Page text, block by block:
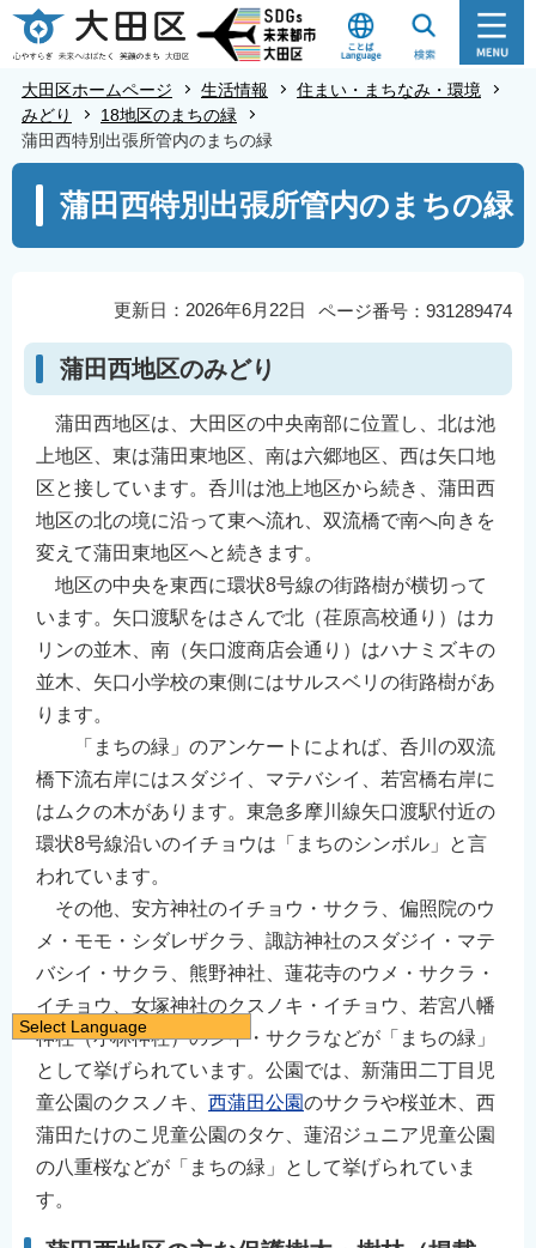
こ
の
の
頭
大田区ホームページ 生活情報
住まい・まちなみ・環境
みどり
18地区のまちの緑
蒲田西特別出張所管内のまちの緑
こ
ら
蒲田西特別出張所管内のまちの緑
ページ番号：931289474
更新日：2026年6月22日
蒲田西地区のみどり
蒲田西地区は、大田区の中央南部に位置し、北は池
上地区、東は蒲田東地区、南は六郷地区、西は矢口地
区と接しています。呑川は池上地区から続き、蒲田西
地区の北の境に沿って東へ流れ、双流橋で南へ向きを
変えて蒲田東地区へと続きます。
地区の中央を東西に環状8号線の街路樹が横切って
います。矢口渡駅をはさんで北（荏原高校通り）はカ
リンの並木、南（矢口渡商店会通り）はハナミズキの
並木、矢口小学校の東側にはサルスベリの街路樹があ
ります。
「まちの緑」のアンケートによれば、呑川の双流
橋下流右岸にはスダジイ、マテバシイ、若宮橋右岸に
はムクの木があります。東急多摩川線矢口渡駅付近の
環状8号線沿いのイチョウは「まちのシンボル」と言
われています。
その他、安方神社のイチョウ・サクラ、偏照院のウ
メ・モモ・シダレザクラ、諏訪神社のスダジイ・マテ
バシイ・サクラ、熊野神社、蓮花寺のウメ・サクラ・
イチョウ、女塚神社のクスノキ・イチョウ、若宮八幡
神社（小林神社）のシイ・サクラなどが「まちの緑」
として挙げられています。公園では、新蒲田二丁目児
童公園のクスノキ、 西蒲田公園のサクラや桜並木、西
蒲田たけのこ児童公園のタケ、蓮沼ジュニア児童公園
の八重桜などが「まちの緑」として挙げられていま
す。
Select Language
日本語
English
简体中文
繁體中文
한국어
नेपाली